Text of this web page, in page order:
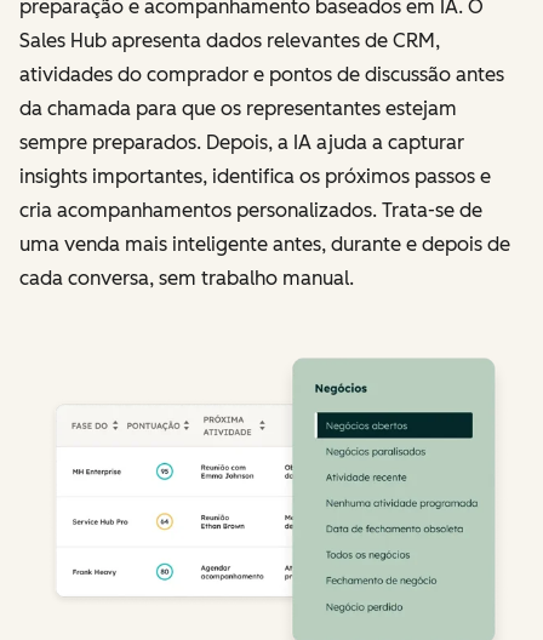
preparação e acompanhamento baseados em IA. O
Sales Hub apresenta dados relevantes de CRM,
atividades do comprador e pontos de discussão antes
da chamada para que os representantes estejam
sempre preparados. Depois, a IA ajuda a capturar
insights importantes, identifica os próximos passos e
cria acompanhamentos personalizados. Trata-se de
uma venda mais inteligente antes, durante e depois de
cada conversa, sem trabalho manual.